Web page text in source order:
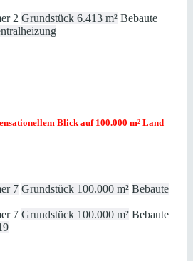
2 Grundstück 6.413 m² Bebaute
Blick auf 100.000 m² Land
7 Grundstück 100.000 m² Bebaute
7 Grundstück 100.000 m² Bebaute